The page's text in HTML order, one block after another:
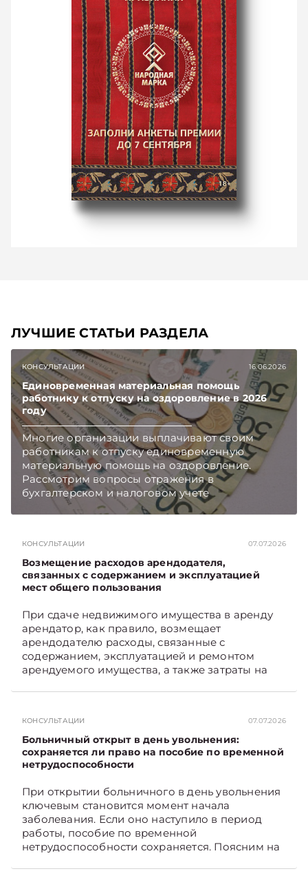
ЛУЧШИЕ СТАТЬИ РАЗДЕЛА
КОНСУЛЬТАЦИИ 16.06.2026
Единовременная материальная помощь
работнику к отпуску на оздоровление в 2026
году
Многие организации выплачивают своим
работникам к отпуску единовременную
материальную помощь на оздоровление.
Рассмотрим вопросы отражения в
бухгалтерском и налоговом учете
хозяйственных операций по начислению и
Главное об экономике Беларуси — раньше,
чем в новостях TelegramViber
КОНСУЛЬТАЦИИ 07.07.2026
Возмещение расходов арендодателя,
связанных с содержанием и эксплуатацией
мест общего пользования
При сдаче недвижимого имущества в аренду
арендатор, как правило, возмещает
арендодателю расходы, связанные с
содержанием, эксплуатацией и ремонтом
арендуемого имущества, а также затраты на
связанных с содержанием и эксплуатацией
мест общего пользования, в частности –
контрольно-­пропускного пункта? Рассмотрим
порядок их распределения. Подписывайтесь
экономике Беларуси — раньше, чем в новостях
TelegramViber
КОНСУЛЬТАЦИИ 07.07.2026
Больничный открыт в день увольнения:
сохраняется ли право на пособие по временной
нетрудоспособности
При открытии больничного в день увольнения
ключевым становится момент начала
заболевания. Если оно наступило в период
работы, пособие по временной
нетрудоспособности сохраняется. Поясним на